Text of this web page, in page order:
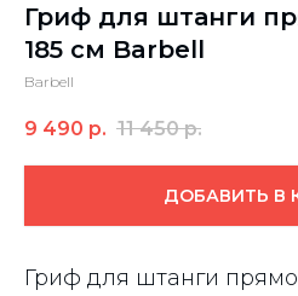
Гриф для штанги
185 см Barbell
Barbell
9 490 р. 11 450 р.
ДОБАВИТЬ В
Гриф для штанги